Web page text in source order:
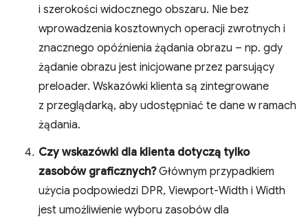
i szerokości widocznego obszaru. Nie bez
wprowadzenia kosztownych operacji zwrotnych i
znacznego opóźnienia żądania obrazu – np. gdy
żądanie obrazu jest inicjowane przez parsujący
preloader. Wskazówki klienta są zintegrowane
z przeglądarką, aby udostępniać te dane w ramach
żądania.
Czy wskazówki dla klienta dotyczą tylko
zasobów graficznych?Głównym przypadkiem
użycia podpowiedzi DPR, Viewport-Width i Width
jest umożliwienie wyboru zasobów dla